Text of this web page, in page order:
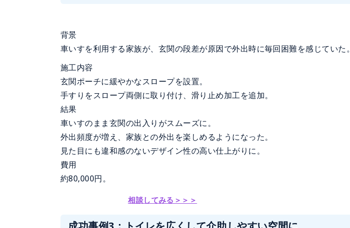
背景
車いすを利用する家族が、玄関の段差が原因で外出時に毎回困難を感じていた。
施工内容
玄関ポーチに緩やかなスロープを設置。
手すりをスロープ両側に取り付け、滑り止め加工を追加。
結果
車いすのまま玄関の出入りがスムーズに。
外出頻度が増え、家族との外出を楽しめるようになった。
見た目にも違和感のないデザイン性の高い仕上がりに。
費用
約80,000円。
相談してみる＞＞＞